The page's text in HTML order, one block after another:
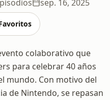
sep. 16, 2025
colaborativo que
para celebrar 40 años
mundo. Con motivo del
de Nintendo, se repasan